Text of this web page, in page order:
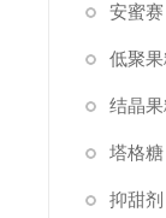
安蜜赛
低聚
结晶
塔格糖
抑甜剂